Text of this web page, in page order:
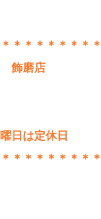
＊＊＊＊＊＊＊
飾磨店
日は定休日
＊＊＊＊＊＊＊